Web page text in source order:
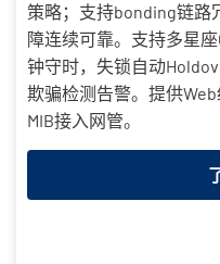
策略；支持bonding链路
障连续可靠。支持多星
钟守时，失锁自动
欺骗检测告警。提供
MIB接入网管。